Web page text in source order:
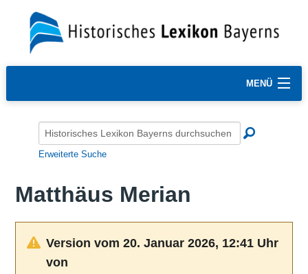
MENÜ
Erweiterte Suche
Matthäus Merian
Version vom 20. Januar 2026, 12:41 Uhr
von